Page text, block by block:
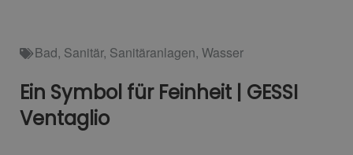
Bad, Sanitär, Sanitäranlagen, Wasser
Ein Symbol für Feinheit | GESSI
Ventaglio